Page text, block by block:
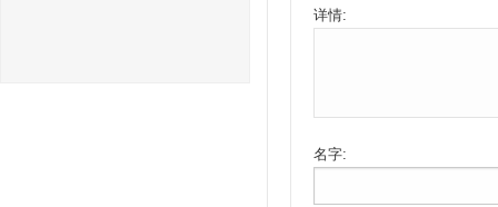
详情:
名字: